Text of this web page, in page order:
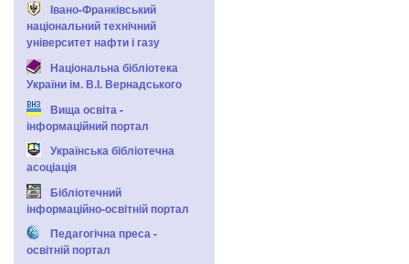
Івано-Франківський
національний технічний
університет нафти і газу
Національна бібліотека
України ім. В.І. Вернадського
Вища освіта -
інформаційний портал
Українська бібліотечна
асоціація
Бібліотечний
інформаційно-освітній портал
Педагогічна преса -
освітній портал